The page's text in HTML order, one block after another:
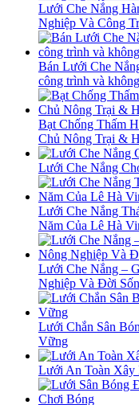
Lưới Che Nắng
Nghiệp Và Công
Bán Lưới Che
công trình và
Bạt Chống Thấm
Chủ Nông Trại &
Lưới Che Nắng
Lưới Che Nắng
Năm Của Lê Hà
Lưới Che Nắng –
Nghiệp Và Đời
Lưới Chắn Sân
Vững
Lưới An Toàn Xây